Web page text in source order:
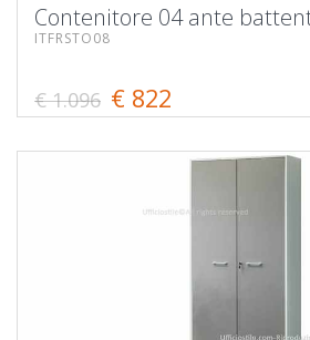
Contenitore 04 ante
ITFRSTO08
€ 1.096 € 822